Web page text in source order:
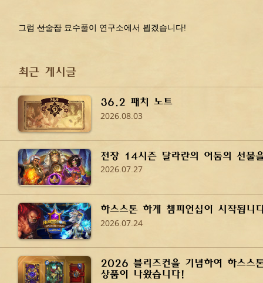
그럼선술집묘수풀이 연구소에서 뵙겠습니다!
최근 게시글
36.2 패치 노트
2026.08.03
전장 14시즌 달라란의 어둠의 선물
2026.07.27
하스스톤 하계 챔피언십이 시작됩니
2026.07.24
2026 블리즈컨을 기념하여 하스스
상품이 나왔습니다!